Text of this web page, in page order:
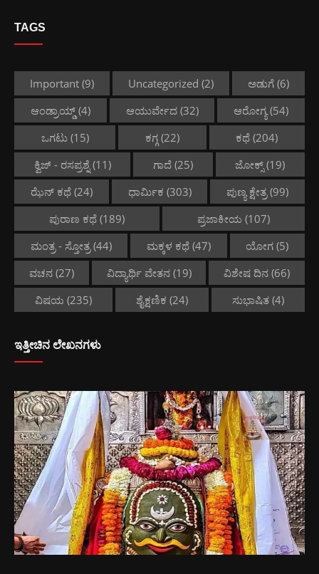
TAGS
Important (9) Uncategorized (2) ಅಡುಗೆ (6)
ಆಂಡ್ರಾಯ್ಡ್(4) ಆಯುರ್ವೇದ(32) ಆರೋಗ್ಯ(54)
ಒಗಟು(15) ಕಗ್ಗ(22) ಕಥೆ (204)
ಕ್ವಿಜ್ - ರಸಪ್ರಶ್ನೆ(11) ಗಾದೆ(25) ಜೋಕ್ಸ್(19)
ಝೆನ್ ಕಥೆ(24) ಧಾರ್ಮಿಕ (303) ಪುಣ್ಯ ಕ್ಷೇತ್ರ(99)
ಪುರಾಣ ಕಥೆ (189) ಪ್ರಜಾಕೀಯ (107)
ಮಂತ್ರ - ಸ್ತೋತ್ರ(44) ಮಕ್ಕಳ ಕಥೆ(47) ಯೋಗ (5)
ವಚನ(27) ವಿದ್ಯಾರ್ಥಿ ವೇತನ(19) ವಿಶೇಷ ದಿನ (66)
ವಿಷಯ (235) ಶೈಕ್ಷಣಿಕ (24) ಸುಭಾಷಿತ (4)
ಇತ್ತೀಚಿನ ಲೇಖನಗಳು